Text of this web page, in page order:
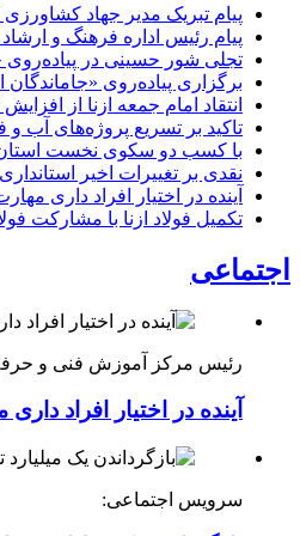
پیام تبریک مدیر جهاد کشاورزی
پیام رئیس اداره فرهنگ و
تجلی شور حسینی در پیاده‌روی
برگزاری پیاده‌روی
انتقاد امام جمعه ازنا از افزایش
تاکید بر تسریع پروژه‌های آب و
با کسب دو سکوی نخست
نقدی بر تغییرات اخیر
آینده در اختیار افراد داری
تکمیل فولاد ازنا با مشارکت
اجتماعی
رئیس مرکز آموزش فنی و حرفه
آینده در اختیار افراد
سرویس اجتماعی: